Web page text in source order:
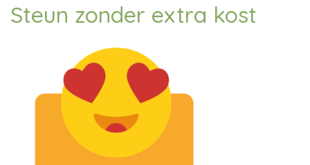
Steun zonder extra kost